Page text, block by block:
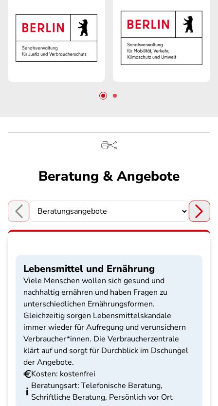
Beratung & Angebote
Choose a section
Lebensmittel und Ernährung
Viele Menschen wollen sich gesund und
nachhaltig ernähren und haben Fragen zu
unterschiedlichen Ernährungsformen.
Gleichzeitig sorgen Lebensmittelskandale
immer wieder für Aufregung und verunsichern
Verbraucher*innen. Die Verbraucherzentrale
klärt auf und sorgt für Durchblick im Dschungel
der Angebote.
Kosten: kostenfrei
Beratungsart: Telefonische Beratung,
Schriftliche Beratung, Persönlich vor Ort